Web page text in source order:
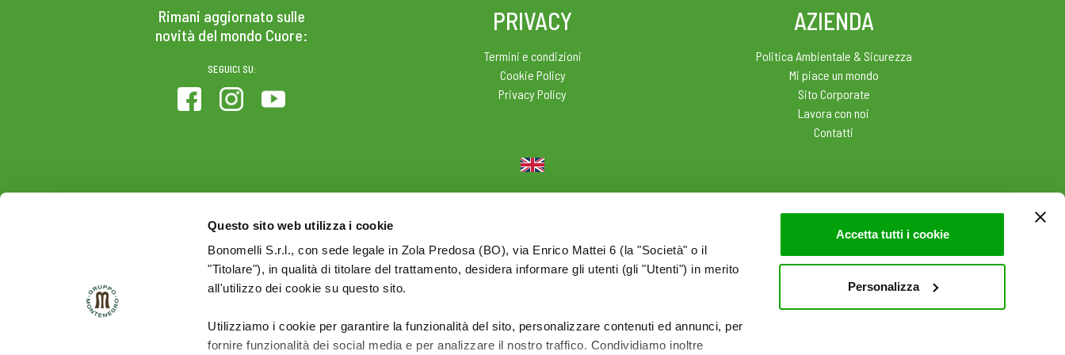
Questo sito web utilizza i cookie
Bonomelli S.r.l., con sede legale in Zola Predosa (BO), via Enrico Mattei 6 (la "Società" o il
"Titolare"), in qualità di titolare del trattamento, desidera informare gli utenti (gli "Utenti") in merito
all'utilizzo dei cookie su questo sito.
Utilizziamo i cookie per garantire la funzionalità del sito, personalizzare contenuti ed annunci, per
fornire funzionalità dei social media e per analizzare il nostro traffico. Condividiamo inoltre
Accetta tutti i cookie
Personalizza
Rimani aggiornato sulle
novità del mondo Cuore:
SEGUICI SU:
PRIVACY
Termini e condizioni
Cookie Policy
Privacy Policy
AZIENDA
Politica Ambientale & Sicurezza
Mi piace un mondo
Sito Corporate
Lavora con noi
Contatti